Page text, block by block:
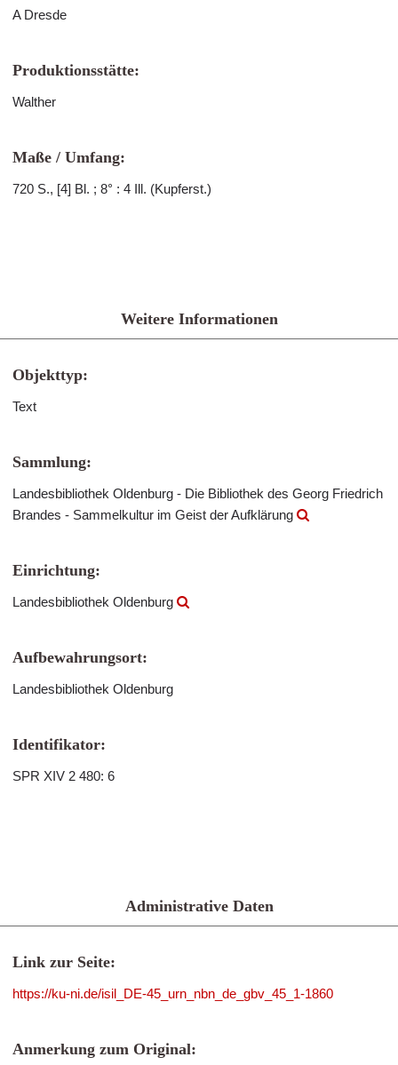
A Dresde
Produktionsstätte:
Walther
Maße / Umfang:
720 S., [4] Bl. ; 8° : 4 Ill. (Kupferst.)
Weitere Informationen
Objekttyp:
Text
Sammlung:
Landesbibliothek Oldenburg - Die Bibliothek des Georg Friedrich
Brandes - Sammelkultur im Geist der Aufklärung
Einrichtung:
Landesbibliothek Oldenburg
Aufbewahrungsort:
Landesbibliothek Oldenburg
Identifikator:
SPR XIV 2 480: 6
Administrative Daten
Link zur Seite:
https://ku-ni.de/isil_DE-45_urn_nbn_de_gbv_45_1-1860
Anmerkung zum Original: